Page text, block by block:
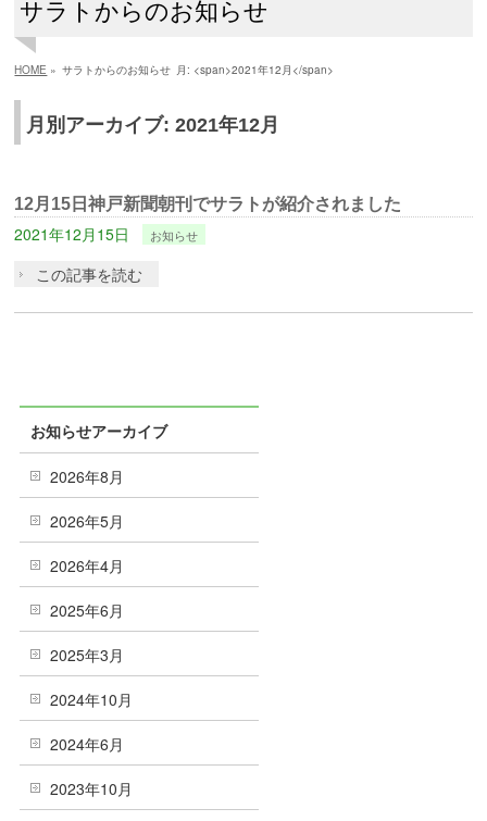
サラトからのお知らせ
HOME » サラトからのお知らせ 月: <span>2021年12月</span>
月別アーカイブ: 2021年12月
12月15日神戸新聞朝刊でサラトが紹介されました
2021年12月15日 お知らせ
この記事を読む
お知らせアーカイブ
2026年8月
2026年5月
2026年4月
2025年6月
2025年3月
2024年10月
2024年6月
2023年10月